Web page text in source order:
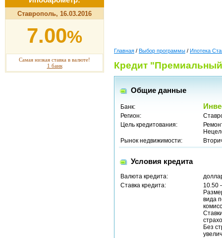
Ставрополь, 16.03.2016
7.00%
Самая низкая ставка в валюте!
1 банк
Главная / Выбор программы / Ипотека
Кредит
Общие данные
Банк:
Регион:
Цель кредитования:
Рынок недвижимости:
Условия кредита
Валюта кредита:
Ставка кредита:
10.50
вида
Без